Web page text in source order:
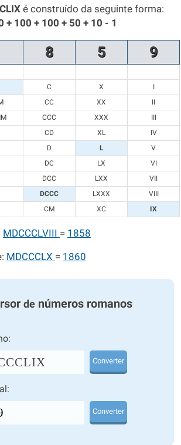
é construído da seguinte forma:
+ 100 + 100 + 50 + 10 - 1
8 5 9
C X
I
CC XX
II
CCC XXX
III
CD XL
IV
D L
V
DC LX
VI
DCC LXX
VII
DCCC LXXX
VIII
CM XC IX
MDCCCLVIII = 1858
MDCCCLX = 1860
de números romanos
Converter
Converter